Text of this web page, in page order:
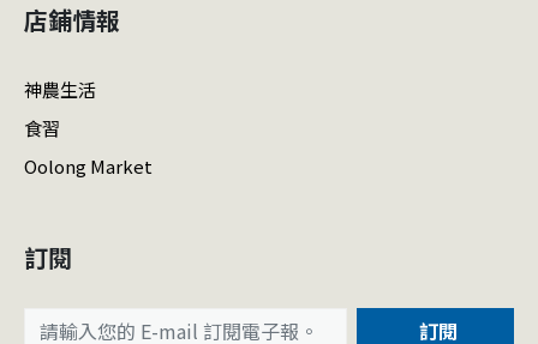
店鋪情報
神農生活
食習
Oolong Market
訂閱
訂閱